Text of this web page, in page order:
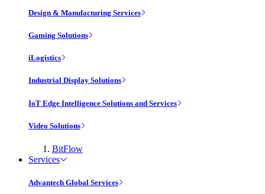
Design & Manufacturing Services
Gaming Solutions
iLogistics
Industrial Display Solutions
IoT Edge Intelligence Solutions and Services
Video Solutions
BitFlow
Services
Advantech Global Services